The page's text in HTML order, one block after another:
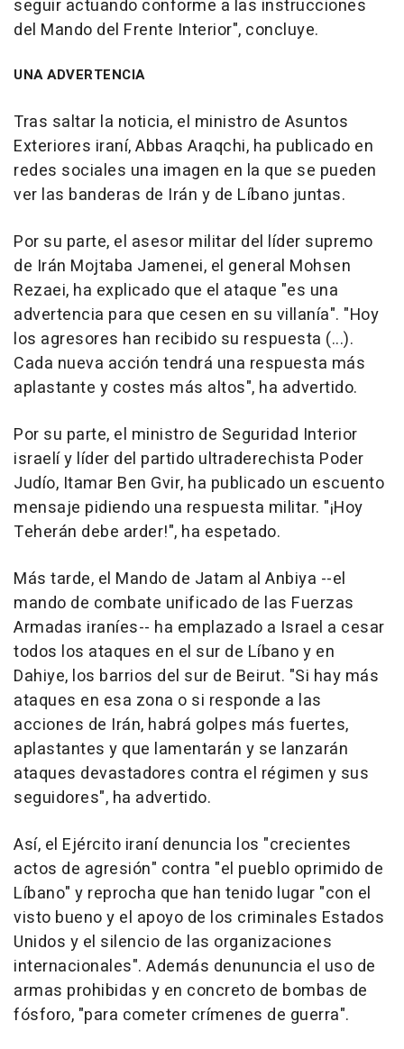
seguir actuando conforme a las instrucciones
del Mando del Frente Interior", concluye.
UNA ADVERTENCIA
Tras saltar la noticia, el ministro de Asuntos
Exteriores iraní, Abbas Araqchi, ha publicado en
redes sociales una imagen en la que se pueden
ver las banderas de Irán y de Líbano juntas.
Por su parte, el asesor militar del líder supremo
de Irán Mojtaba Jamenei, el general Mohsen
Rezaei, ha explicado que el ataque "es una
advertencia para que cesen en su villanía". "Hoy
los agresores han recibido su respuesta (...).
Cada nueva acción tendrá una respuesta más
aplastante y costes más altos", ha advertido.
Por su parte, el ministro de Seguridad Interior
israelí y líder del partido ultraderechista Poder
Judío, Itamar Ben Gvir, ha publicado un escuento
mensaje pidiendo una respuesta militar. "¡Hoy
Teherán debe arder!", ha espetado.
Más tarde, el Mando de Jatam al Anbiya --el
mando de combate unificado de las Fuerzas
Armadas iraníes-- ha emplazado a Israel a cesar
todos los ataques en el sur de Líbano y en
Dahiye, los barrios del sur de Beirut. "Si hay más
ataques en esa zona o si responde a las
acciones de Irán, habrá golpes más fuertes,
aplastantes y que lamentarán y se lanzarán
ataques devastadores contra el régimen y sus
seguidores", ha advertido.
Así, el Ejército iraní denuncia los "crecientes
actos de agresión" contra "el pueblo oprimido de
Líbano" y reprocha que han tenido lugar "con el
visto bueno y el apoyo de los criminales Estados
Unidos y el silencio de las organizaciones
internacionales". Además denununcia el uso de
armas prohibidas y en concreto de bombas de
fósforo, "para cometer crímenes de guerra".